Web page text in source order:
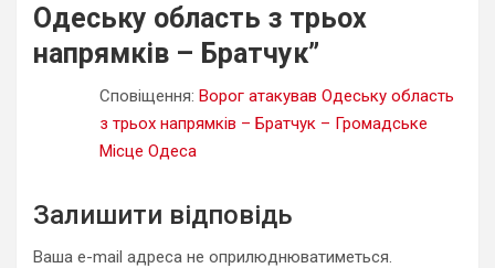
Одеську область з трьох
напрямків – Братчук”
Сповіщення: Ворог атакував Одеську область
з трьох напрямків – Братчук – Громадське
Місце Одеса
Залишити відповідь
Ваша e-mail адреса не оприлюднюватиметься.